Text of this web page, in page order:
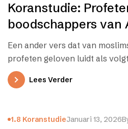
Koranstudie:
boodschappers van
moeten in hen allen
Een ander vers dat van
profeten geloven luidt als
in…
Lees Verder
1.8 KoranstudieJanuari 13, 2026